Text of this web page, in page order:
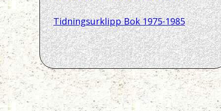
Tidningsurklipp Bok 1975-1985